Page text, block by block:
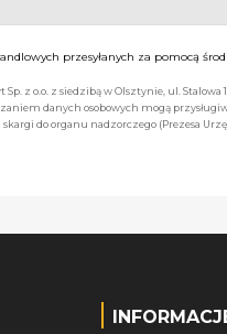
przesyłanych za pomocą
z o.o. z siedzibą w Olsztynie, ul.
danych osobowych mogą
do organu nadzorczego (Prezesa